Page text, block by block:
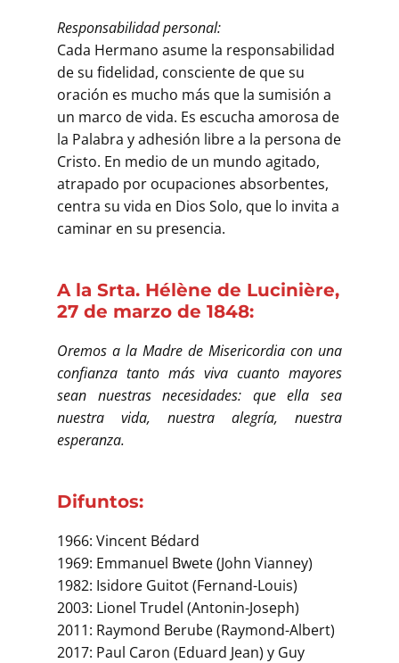
Responsabilidad personal:
Cada Hermano asume la responsabilidad
de su fidelidad, consciente de que su
oración es mucho más que la sumisión a
un marco de vida. Es escucha amorosa de
la Palabra y adhesión libre a la persona de
Cristo. En medio de un mundo agitado,
atrapado por ocupaciones absorbentes,
centra su vida en Dios Solo, que lo invita a
caminar en su presencia.
A la Srta. Hélène de Lucinière,
27 de marzo de 1848:
Oremos a la Madre de Misericordia con una
confianza tanto más viva cuanto mayores
sean nuestras necesidades: que ella sea
nuestra vida, nuestra alegría, nuestra
esperanza.
Difuntos:
1966: Vincent Bédard
1969: Emmanuel Bwete (John Vianney)
1982: Isidore Guitot (Fernand-Louis)
2003: Lionel Trudel (Antonin-Joseph)
2011: Raymond Berube (Raymond-Albert)
2017: Paul Caron (Eduard Jean) y Guy